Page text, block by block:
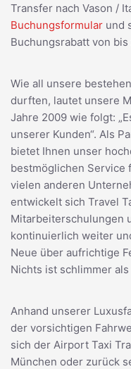
Transfer nach Vason /
Buchungsformular und
Buchungsrabatt von bis
Wie all unsere
durften, lautet unsere
Jahre 2009 wie folgt:
unserer Kunden“. Als
bietet Ihnen unser
bestmöglichen Service
vielen anderen
entwickelt sich Travel
Mitarbeiterschulungen
kontinuierlich weiter
Neue über aufrichtige
Nichts ist schlimmer
Anhand unserer
der vorsichtigen
sich der Airport Taxi
München oder zurück